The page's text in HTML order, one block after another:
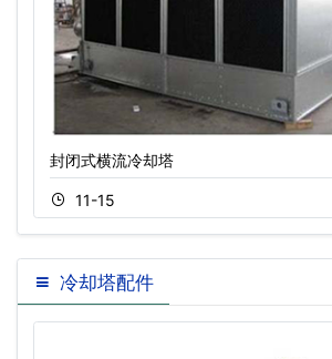
封闭式横流冷却塔
11-15
冷却塔配件